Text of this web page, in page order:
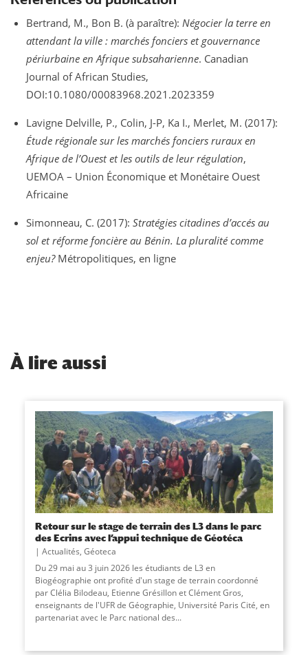
Bertrand, M., Bon B. (à paraître): Négocier la terre en
attendant la ville : marchés fonciers et gouvernance
périurbaine en Afrique subsaharienne. Canadian
Journal of African Studies,
DOI:10.1080/00083968.2021.2023359
Lavigne Delville, P., Colin, J-P, Ka I., Merlet, M. (2017):
Étude régionale sur les marchés fonciers ruraux en
Afrique de l’Ouest et les outils de leur régulation,
UEMOA – Union Économique et Monétaire Ouest
Africaine
Simonneau, C. (2017): Stratégies citadines d’accés au
sol et réforme foncière au Bénin. La pluralité comme
enjeu?Métropolitiques, en ligne
À lire aussi
Retour sur le stage de terrain des L3 dans le parc
des Ecrins avec l’appui technique de Géotéca
Actualités, Géoteca
Du 29 mai au 3 juin 2026 les étudiants de L3 en
Biogéographie ont profité d'un stage de terrain coordonné
par Clélia Bilodeau, Etienne Grésillon et Clément Gros,
enseignants de l'UFR de Géographie, Université Paris Cité, en
partenariat avec le Parc national des...